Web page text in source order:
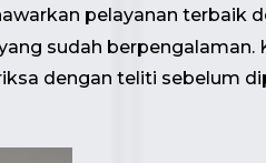
pelayanan terbaik
sudah berpengalaman.
dengan teliti sebelum